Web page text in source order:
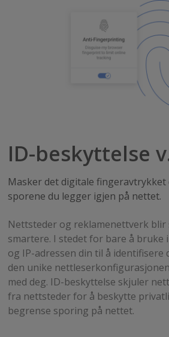
ID-beskyttelse
Masker det digitale
sporene du legger igjen på nettet.
Nettsteder og reklamenettverk blir
smartere. I stedet for bare å
og IP-adressen din til å identifisere
den unike
med deg. ID-beskyttelse skjuler
fra nettsteder for å beskytte
begrense sporing på nettet.